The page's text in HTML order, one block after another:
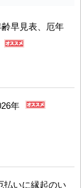
齢早見表、厄年
年
払いに縁起のい